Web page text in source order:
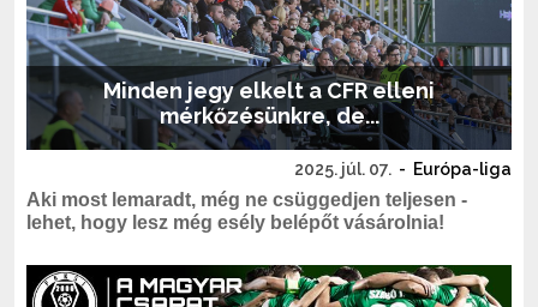
Minden jegy elkelt a CFR elleni
mérkőzésünkre, de...
2025. júl. 07. - Európa-liga
Aki most lemaradt, még ne csüggedjen teljesen -
lehet, hogy lesz még esély belépőt vásárolnia!